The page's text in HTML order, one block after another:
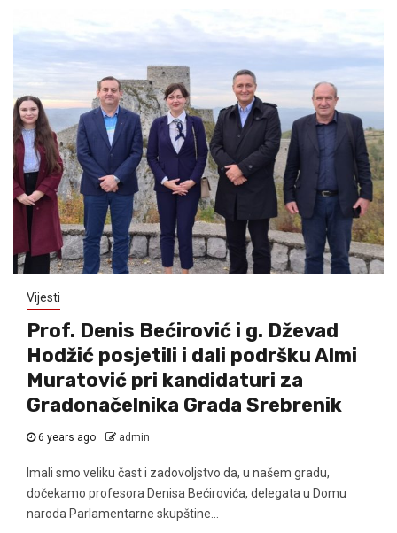
Vijesti
Prof. Denis Bećirović i g. Dževad
Hodžić posjetili i dali podršku Almi
Muratović pri kandidaturi za
Gradonačelnika Grada Srebrenik
6 years ago admin
Imali smo veliku čast i zadovoljstvo da, u našem gradu,
dočekamo profesora Denisa Bećirovića, delegata u Domu
naroda Parlamentarne skupštine...